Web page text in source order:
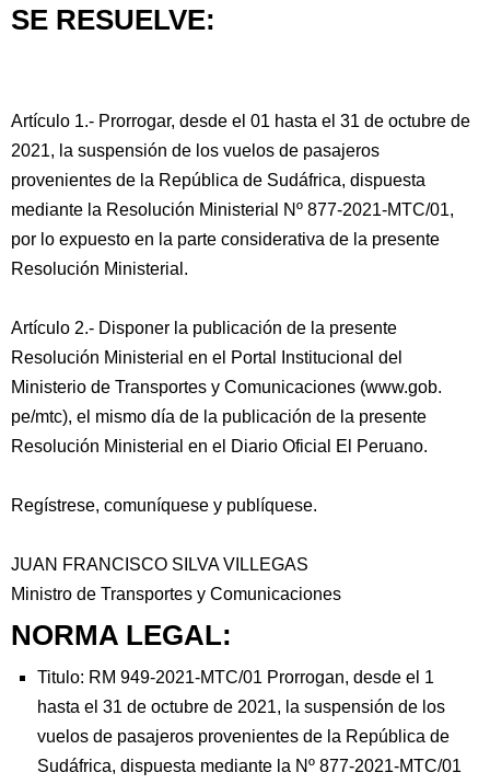
SE RESUELVE:
Artículo 1.- Prorrogar, desde el 01 hasta el 31 de octubre de
2021, la suspensión de los vuelos de pasajeros
provenientes de la República de Sudáfrica, dispuesta
mediante la Resolución Ministerial Nº 877-2021-MTC/01,
por lo expuesto en la parte considerativa de la presente
Resolución Ministerial.
Artículo 2.- Disponer la publicación de la presente
Resolución Ministerial en el Portal Institucional del
Ministerio de Transportes y Comunicaciones (www.gob.
pe/mtc), el mismo día de la publicación de la presente
Resolución Ministerial en el Diario Oficial El Peruano.
Regístrese, comuníquese y publíquese.
JUAN FRANCISCO SILVA VILLEGAS
Ministro de Transportes y Comunicaciones
NORMA LEGAL:
Titulo: RM 949-2021-MTC/01 Prorrogan, desde el 1
hasta el 31 de octubre de 2021, la suspensión de los
vuelos de pasajeros provenientes de la República de
Sudáfrica, dispuesta mediante la Nº 877-2021-MTC/01